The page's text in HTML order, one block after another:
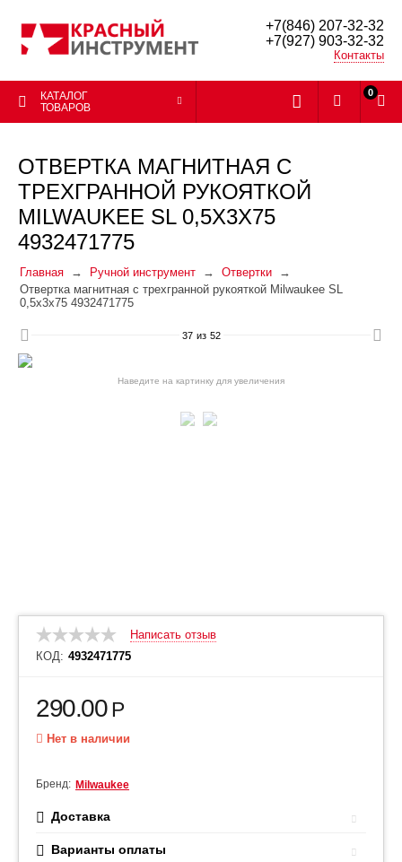
+7(846) 207-32-32
+7(927) 903-32-32
Контакты
КАТАЛОГ
ТОВАРОВ
0
ОТВЕРТКА МАГНИТНАЯ С
ТРЕХГРАННОЙ РУКОЯТКОЙ
MILWAUKEE SL 0,5X3X75
4932471775
Главная Ручной инструмент
Отвертки
Отвертка магнитная с трехгранной рукояткой Milwaukee SL
0,5x3x75 4932471775
37 из 52
Наведите на картинку для увеличения
Написать отзыв
КОД: 4932471775
290.00 Р
Нет в наличии
Бренд: Milwaukee
Доставка
Варианты оплаты